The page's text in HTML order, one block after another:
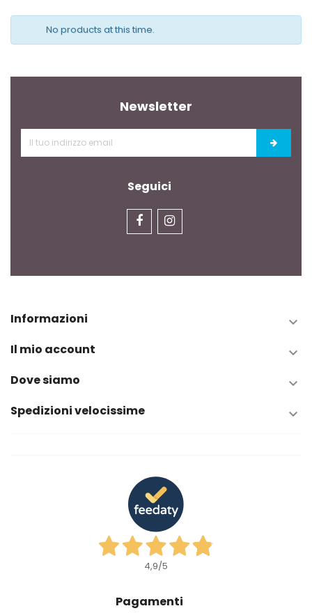
No products at this time.
Newsletter
Seguici
Informazioni 
Il mio account 
Dove siamo 
Spedizioni velocissime 
4,9/5
Pagamenti